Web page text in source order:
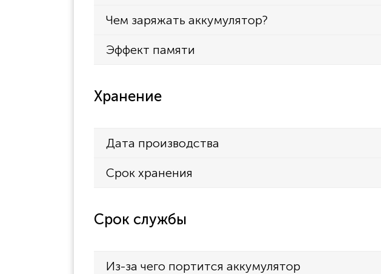
TEC-7721C
TEE-7731C
ECG-1350
ECG-1350C
ECG-2320
TEC-5531K
TEC-5521E
Чем заряжать аккумулятор?
Эффект памяти
Хранение
Дата производства
Срок хранения
Срок службы
Из-за чего портится аккумулятор